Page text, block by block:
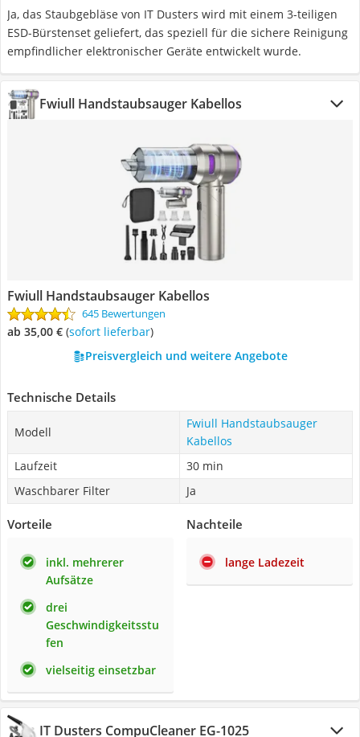
Ja, das Staubgebläse von IT Dusters wird mit einem 3-teiligen
ESD-Bürstenset geliefert, das speziell für die sichere Reinigung
empfindlicher elektronischer Geräte entwickelt wurde.
Fwiull Handstaubsauger Kabellos
Fwiull Handstaubsauger Kabellos
645 Bewertungen
ab 35,00 € ( Sofort lieferbar)
Preisvergleich und weitere Angebote
Technische Details
Modell
Fwiull Handstaubsauger
Kabellos
Laufzeit
30 min
Waschbarer Filter
Ja
Vorteile
inkl. mehrerer
Aufsätze
drei
Geschwindigkeitsstu
fen
vielseitig einsetzbar
Nachteile
lange Ladezeit
IT Dusters CompuCleaner EG-1025